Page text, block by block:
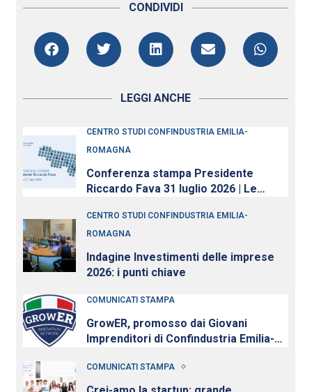
CONDIVIDI
LEGGI ANCHE
CENTRO STUDI CONFINDUSTRIA EMILIA-
ROMAGNA
Conferenza stampa Presidente
Riccardo Fava 31 luglio 2026 | Le
nonostante l’incertezza
CENTRO STUDI CONFINDUSTRIA EMILIA-
ROMAGNA
Indagine Investimenti delle imprese
2026: i punti chiave
COMUNICATI STAMPA
GrowER, promosso dai Giovani
Imprenditori di Confindustria Emilia-
cresce e diventa nazionale
COMUNICATI STAMPA